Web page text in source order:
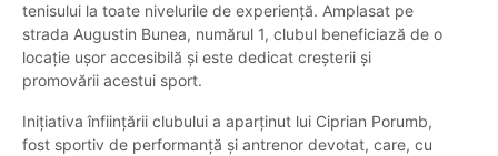
tenisului la toate nivelurile de experiență. Amplasat pe
strada Augustin Bunea, numărul 1, clubul beneficiază de o
locație ușor accesibilă și este dedicat creșterii și
promovării acestui sport.
Inițiativa înființării clubului a aparținut lui Ciprian Porumb,
fost sportiv de performanță şi antrenor devotat, care, cu